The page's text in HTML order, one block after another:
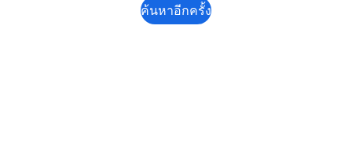
ค้นหาอีกครั้ง